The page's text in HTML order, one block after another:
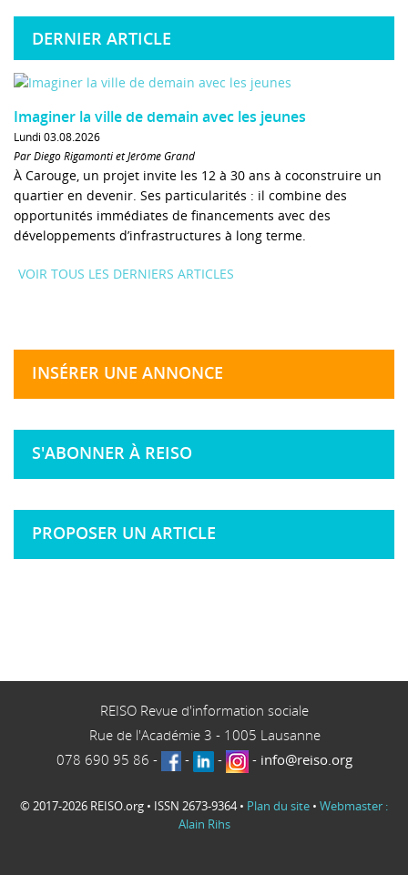
DERNIER ARTICLE
Imaginer la ville de demain avec les jeunes
Lundi 03.08.2026
Par Diego Rigamonti et Jérôme Grand
À Carouge, un projet invite les 12 à 30 ans à coconstruire un
quartier en devenir. Ses particularités : il combine des
opportunités immédiates de financements avec des
développements d’infrastructures à long terme.
VOIR TOUS LES DERNIERS ARTICLES
INSÉRER UNE ANNONCE
S'ABONNER À REISO
PROPOSER UN ARTICLE
REISO Revue d'information sociale
Rue de l'Académie 3 - 1005 Lausanne
078 690 95 86 - - - - info@reiso.org
© 2017-2026 REISO.org • ISSN 2673-9364 • Plan du site • Webmaster :
Alain Rihs